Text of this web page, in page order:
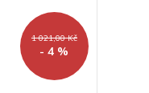
1 021,00 Kč
- 4 %